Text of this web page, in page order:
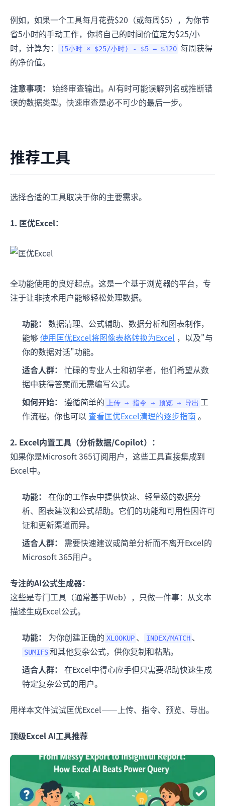
例如，如果一个工具每月花费$20（或每周$5），为你节
省5小时的手动工作，你将自己的时间价值定为$25/小
时，计算为：
(5小时 × $25/小时) - $5 = $120 每周获得
的净价值。
注意事项： 始终审查输出。AI有时可能误解列名或推断错
误的数据类型。快速审查是必不可少的最后一步。
推荐工具
选择合适的工具取决于你的主要需求。
1. 匡优Excel：
全功能使用的良好起点。这是一个基于浏览器的平台，专
注于让非技术用户能够轻松处理数据。
功能： 数据清理、公式辅助、数据分析和图表制作，
能够使用匡优Excel将图像表格转换为Excel ，以及"与
你的数据对话"功能。
适合人群： 忙碌的专业人士和初学者，他们希望从数
据中获得答案而无需编写公式。
如何开始： 遵循简单的 上传 → 指令 → 预览 → 导出 工
作流程。你也可以 查看匡优Excel清理的逐步指南 。
2. Excel内置工具（分析数据/Copilot）：
如果你是Microsoft 365订阅用户，这些工具直接集成到
Excel中。
功能： 在你的工作表中提供快速、轻量级的数据分
析、图表建议和公式帮助。它们的功能和可用性因许可
证和更新渠道而异。
适合人群：
需要快速建议或简单分析而不离开Excel的
Microsoft 365用户。
专注的AI公式生成器：
这些是专门工具（通常基于Web），只做一件事：从文本
描述生成Excel公式。
功能： 为你创建正确的 XLOOKUP 、 INDEX/MATCH 、
SUMIFS 和其他复杂公式，供你复制和粘贴。
适合人群： 在Excel中得心应手但只需要帮助快速生成
特定复杂公式的用户。
用样本文件试试匡优Excel——上传、指令、预览、导出。
顶级Excel AI工具推荐